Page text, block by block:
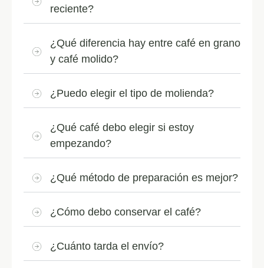
reciente?
¿Qué diferencia hay entre café en grano
y café molido?
¿Puedo elegir el tipo de molienda?
¿Qué café debo elegir si estoy
empezando?
¿Qué método de preparación es mejor?
¿Cómo debo conservar el café?
¿Cuánto tarda el envío?